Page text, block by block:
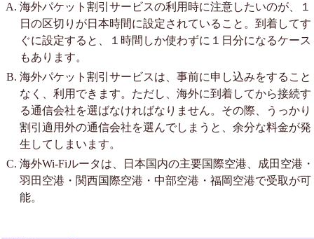
海外パケット割引サービスの利用時に注意したいのが、１
日の区切りが日本時間に設定されていること。到着してす
ぐに設定すると、１時間しか使わずに１日分になるケース
もあります。
海外パケット割引サービスは、事前に申し込みをすること
なく、利用できます。ただし、海外に到着してから接続す
る通信会社を選ばなければなりません。その際、うっかり
割引適用外の通信会社を選んでしまうと、余分な料金が発
生してしまいます。
海外Wi-Fiルータは、日本国内の主要国際空港、成田空港・
羽田空港・関西国際空港・中部空港・福岡空港で受取が可
能。